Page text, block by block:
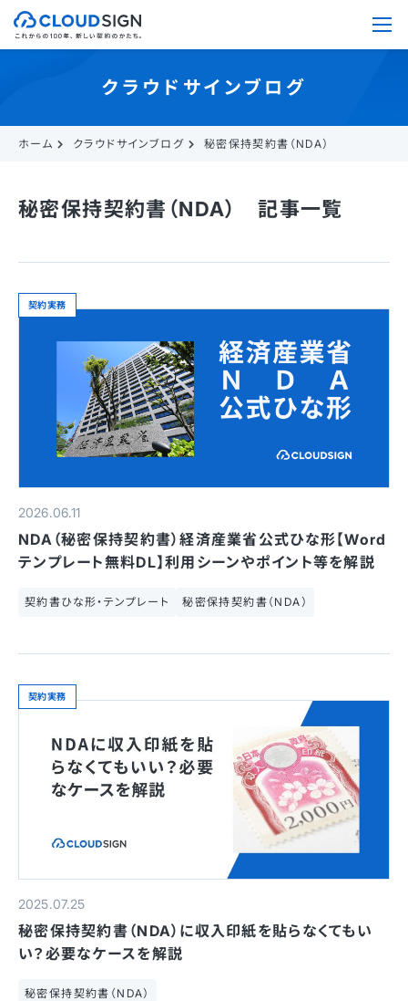
クラウドサインブログ
ホーム クラウドサインブログ 秘密保持契約書（NDA）
秘密保持契約書（NDA） 記事一覧
契約実務
2026.06.11
NDA（秘密保持契約書）経済産業省公式ひな形【Word
テンプレート無料DL】利用シーンやポイント等を解説
契約書ひな形・テンプレート 秘密保持契約書（NDA）
契約実務
2025.07.25
秘密保持契約書（NDA）に収入印紙を貼らなくてもい
い？必要なケースを解説
秘密保持契約書（NDA）